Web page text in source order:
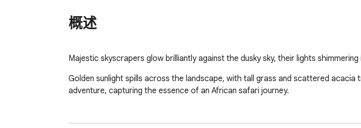
概述
Majestic skyscrapers glow brilliantly against the dusky sky, their lights shimmering
Golden sunlight spills across the landscape, with tall grass and scattered
adventure, capturing the essence of an African safari journey.